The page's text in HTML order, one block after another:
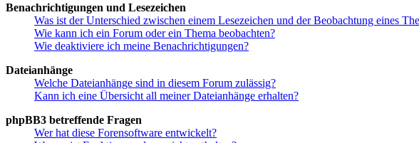
Benachrichtigungen und Lesezeichen
Was ist der Unterschied zwischen einem Lesezeichen und der Beobachtung eines
Wie kann ich ein Forum oder ein Thema beobachten?
Wie deaktiviere ich meine Benachrichtigungen?
Dateianhänge
Welche Dateianhänge sind in diesem Forum zulässig?
Kann ich eine Übersicht all meiner Dateianhänge erhalten?
phpBB3 betreffende Fragen
Wer hat diese Forensoftware entwickelt?